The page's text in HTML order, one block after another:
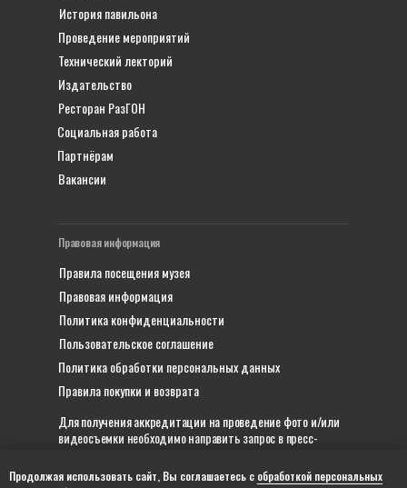
Для получения аккредитации на проведение фото и/или
видеосъемки необходимо направить запрос в пресс-
в телеграм.
Правовая информация
Правила покупки и возврата
Политика обработки персональных данных
Пользовательское соглашение
Политика конфиденциальности
Правовая информация
Правила посещения музея
Вакансии
Ресторан РазГОН
Партнёрам
Издательство
Социальная работа
Технический лекторий
Проведение мероприятий
История павильона
Продолжая использовать сайт, Вы соглашаетесь с обработкой персональных